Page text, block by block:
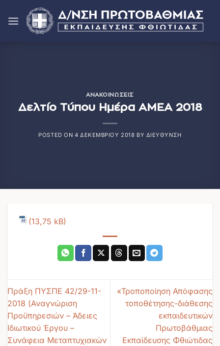
Μετάβαση
στο
περιεχόμενο
ΑΝΑΚΟΙΝΏΣΕΙΣ
Δελτίο Τύπου Ημέρα ΑΜΕΑ 2018
POSTED ON 4 ΔΕΚΕΜΒΡΊΟΥ 2018 BY ΔΙΕΎΘΥΝΣΗ
Πράξη ΠΥΣΠΕ 42/29-11-
2018 (Αναγνώριση
Προϋπηρεσιών – Άδειες
Ιδιωτικού Έργου –
Συνάφεια Μεταπτυχιακών
«Τροποποίηση Απόφασης
τοποθέτησης-διάθεσης
εκπαιδευτικών
Πρωτοβάθμιας
Εκπαίδευσης Φθιώτιδας